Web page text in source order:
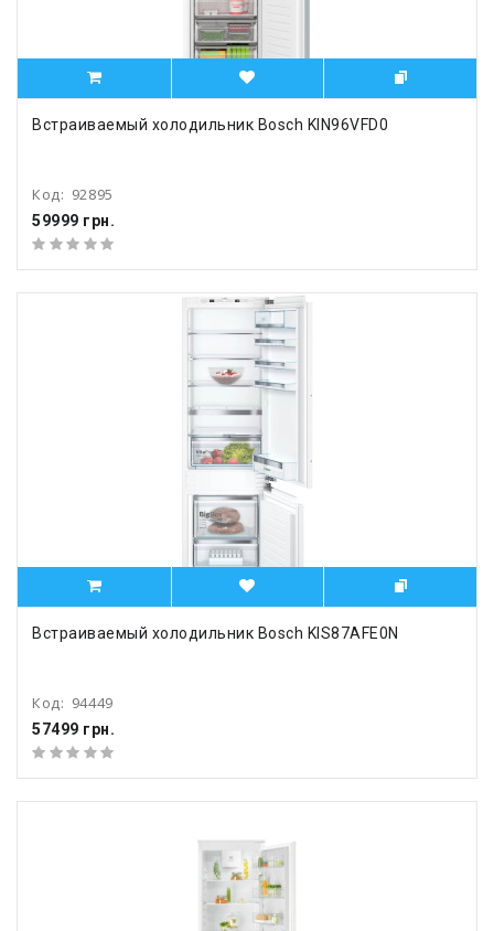
Встраиваемый холодильник Bosch KIN96VFD0
Код: 92895
59999 грн.
Встраиваемый холодильник Bosch KIS87AFE0N
Код: 94449
57499 грн.